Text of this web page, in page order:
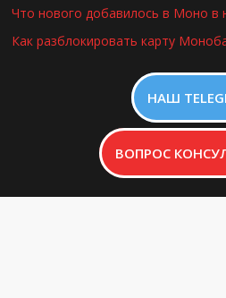
Что нового добавилось в Моно в
Как разблокировать карту
НАШ
ВОПРОС